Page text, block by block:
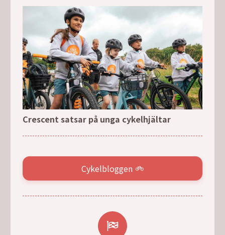
Crescent satsar på unga cykelhjältar
Cykelbloggen